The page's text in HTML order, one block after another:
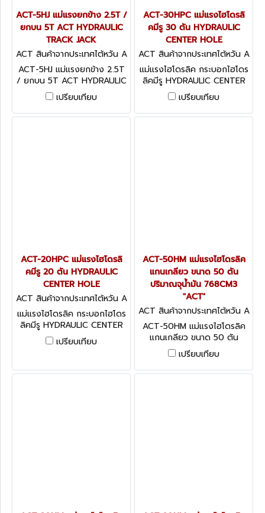
ACT-5HJ แม่แรงยกข้าง 2.5T /
ยกบน 5T ACT HYDRAULIC
TRACK JACK
ACT สินค้าจากประเทศไต้หวัน A
CT-5HJ
ACT-5HJ แม่แรงยกข้าง 2.5T
/ ยกบน 5T ACT HYDRAULIC
TRACK JACK
เปรียบเทียบ
ACT-30HPC แม่แรงไฮโดรลิ
คมีรู 30 ตัน HYDRAULIC
CENTER HOLE
ACT สินค้าจากประเทศไต้หวัน A
CT-30HPC
แม่แรงไฮโดรลิค กระบอกไฮโดร
ลิคมีรู HYDRAULIC CENTER
HOLE แนะนำใช้กับปั๊ม ACT-
2700PS
เปรียบเทียบ
ACT-20HPC แม่แรงไฮโดรลิ
คมีรู 20 ตัน HYDRAULIC
CENTER HOLE
ACT สินค้าจากประเทศไต้หวัน A
CT-20HPC
แม่แรงไฮโดรลิค กระบอกไฮโดร
ลิคมีรู HYDRAULIC CENTER
HOLE แนะนำใช้กับปั๊ม ACT-
2700PS
เปรียบเทียบ
ACT-50HM แม่แรงไฮโดรลิค
แกนเกลียว ขนาด 50 ตัน
ปริมาณจุน้ำมัน 768CM3
"ACT"
ACT สินค้าจากประเทศไต้หวัน A
CT-50HM
ACT-50HM แม่แรงไฮโดรลิค
แกนเกลียว ขนาด 50 ตัน
ปริมาณจุน้ำมัน 768CM3
"ACT"
เปรียบเทียบ